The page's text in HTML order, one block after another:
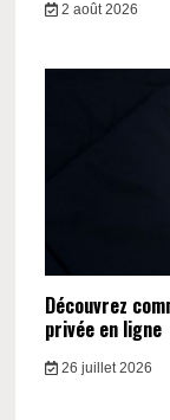
2 août 2026
Découvrez
privée en ligne
26 juillet 2026